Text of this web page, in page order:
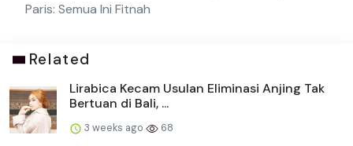
Paris: Semua Ini Fitnah
Related
Lirabica Kecam Usulan Eliminasi Anjing Tak
Bertuan di Bali, ...
3 weeks ago 68